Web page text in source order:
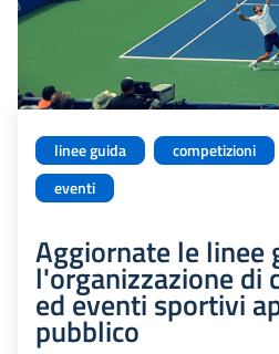
linee guida
competizioni
eventi
Aggiornate le linee
l'organizzazione di
ed eventi sportivi
pubblico